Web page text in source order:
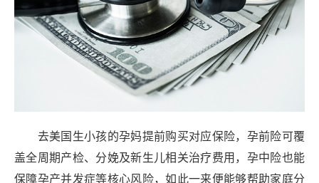
去美国生小孩的孕妈提前购买对应保险，孕前险可覆
盖全周期产检、分娩及新生儿相关治疗费用，孕中险也能
保障孕产并发症等核心风险，如此一来便能够帮助家庭分